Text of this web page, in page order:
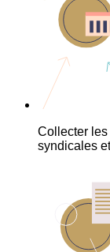
Collecter
syndicales